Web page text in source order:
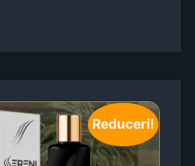
Reduceri!